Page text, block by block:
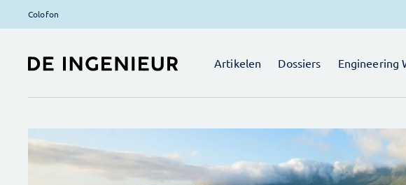
Colofon
Artikelen Dossiers Engineering